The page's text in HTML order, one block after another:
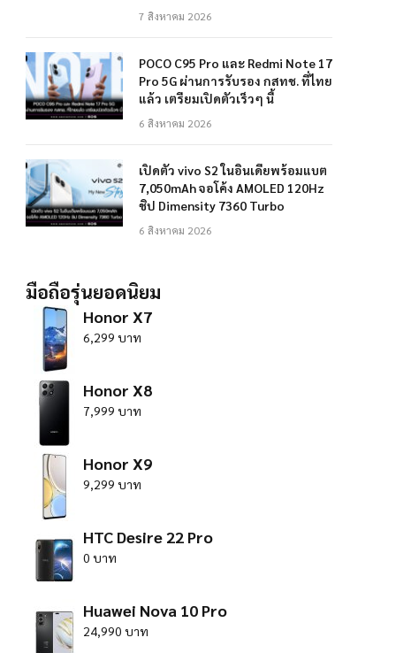
7 สิงหาคม 2026
POCO C95 Pro และ Redmi Note 17
Pro 5G ผ่านการรับรอง กสทช. ที่ไทย
แล้ว เตรียมเปิดตัวเร็วๆ นี้
6 สิงหาคม 2026
เปิดตัว vivo S2 ในอินเดียพร้อมแบต
7,050mAh จอโค้ง AMOLED 120Hz
ชิป Dimensity 7360 Turbo
6 สิงหาคม 2026
มือถือรุ่นยอดนิยม
Honor X7
6,299 บาท
Honor X8
7,999 บาท
Honor X9
9,299 บาท
HTC Desire 22 Pro
0 บาท
Huawei Nova 10 Pro
24,990 บาท